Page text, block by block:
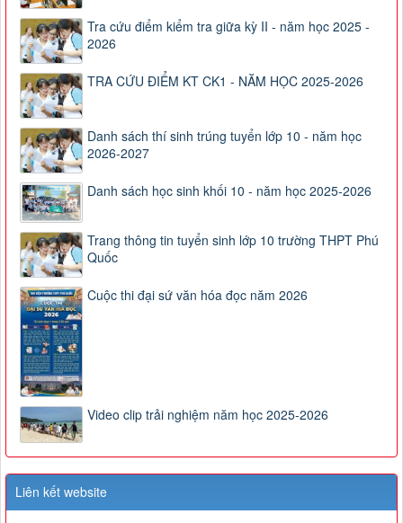
Tra cứu điểm kiểm tra giữa kỳ II - năm học 2025 -
2026
TRA CỨU ĐIỂM KT CK1 - NĂM HỌC 2025-2026
Danh sách thí sinh trúng tuyển lớp 10 - năm học
2026-2027
Danh sách học sinh khối 10 - năm học 2025-2026
Trang thông tin tuyển sinh lớp 10 trường THPT Phú
Quốc
Cuộc thi đại sứ văn hóa đọc năm 2026
Video clip trải nghiệm năm học 2025-2026
Liên kết website